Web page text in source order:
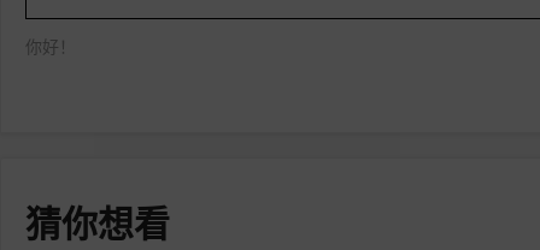
你好！
猜你想看